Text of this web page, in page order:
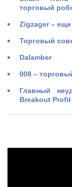
торговый
Zigzager –
Торговый
Dalamber
008 –
Главный
Breakout Profit